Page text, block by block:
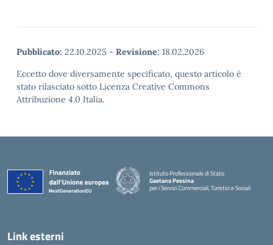
Pubblicato: 22.10.2025 - Revisione: 18.02.2026
Eccetto dove diversamente specificato, questo articolo è
stato rilasciato sotto Licenza Creative Commons
Attribuzione 4.0 Italia.
Istituto Professionale di Stato
Gaetano Pessina
per i Servizi Commerciali, Turistici e Sociali
— Visita la pagina iniziale della scuola
Link esterni